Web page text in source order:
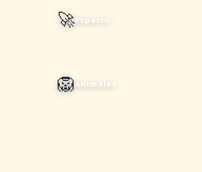
🚀Espacio
🦁Animales